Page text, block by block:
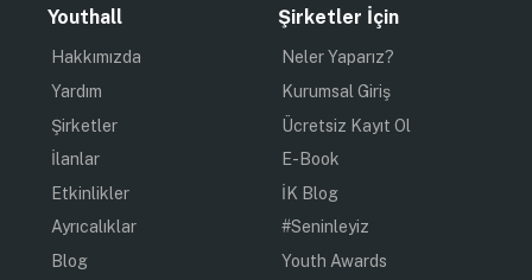
Youthall
Hakkımızda
Yardım
Şirketler
İlanlar
Etkinlikler
Ayrıcalıklar
Blog
Şirketler İçin
Neler Yaparız?
Kurumsal Giriş
Ücretsiz Kayıt Ol
E-Book
İK Blog
#Seninleyiz
Youth Awards